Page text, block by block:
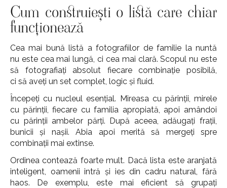
Cum construiești o listă care chiar
funcționează
Cea mai bună listă a fotografiilor de familie la nuntă
nu este cea mai lungă, ci cea mai clară. Scopul nu este
să fotografiați absolut fiecare combinație posibilă,
ci să aveți un set complet, logic și fluid.
Începeți cu nucleul esențial. Mireasa cu părinții, mirele
cu părinții, fiecare cu familia apropiată, apoi amândoi
cu părinții ambelor părți. După aceea, adăugați frații,
bunicii și nașii. Abia apoi merită să mergeți spre
combinații mai extinse.
Ordinea contează foarte mult. Dacă lista este aranjată
inteligent, oamenii intră și ies din cadru natural, fără
haos. De exemplu, este mai eficient să grupați